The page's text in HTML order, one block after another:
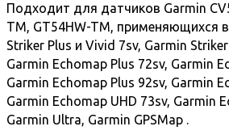
Подходит для датчиков Garmin
TM, GT54HW-TM, применяющихся
Striker Plus и Vivid 7sv, Garmin
Garmin Echomap Plus 72sv, Garmin
Garmin Echomap Plus 92sv, Garmin
Garmin Echomap UHD 73sv, Garmin
Garmin Ultra, Garmin GPSMap .